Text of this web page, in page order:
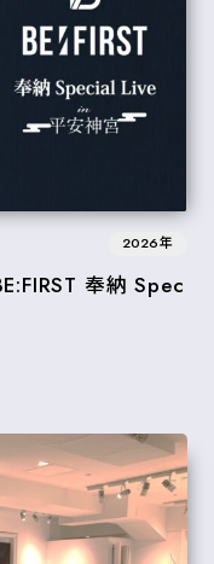
2026年
奉納 Spec